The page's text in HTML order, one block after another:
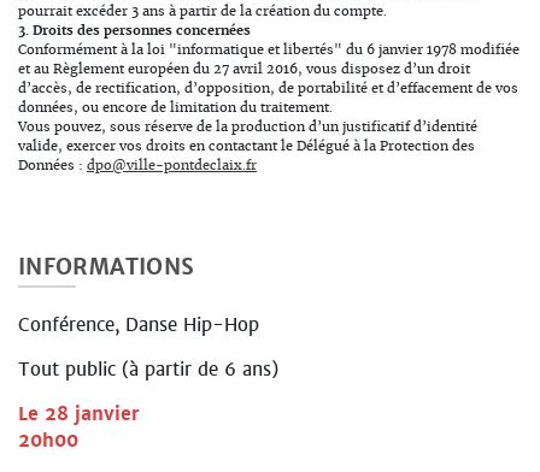
INFORMATIONS
Conférence, Danse Hip-Hop
Tout public (à partir de 6 ans)
Le 28 janvier
20h00
pourrait excéder 3 ans à partir de la création du compte.
3. Droits des personnes concernées
Conformément à la loi "informatique et libertés" du 6 janvier 1978 modifiée
et au Règlement européen du 27 avril 2016, vous disposez d’un droit
d’accès, de rectification, d’opposition, de portabilité et d’effacement de vos
données, ou encore de limitation du traitement.
Vous pouvez, sous réserve de la production d’un justificatif d’identité
valide, exercer vos droits en contactant le Délégué à la Protection des
Données : dpo@ville-pontdeclaix.fr